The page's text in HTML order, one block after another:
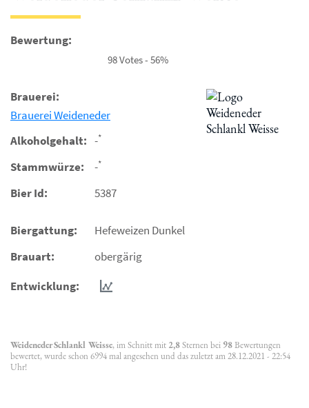
Bewertung:
98 Votes - 56%
Brauerei:
Brauerei Weideneder
Alkoholgehalt: -*
Stammwürze: -*
Bier Id: 5387
Biergattung:
Hefeweizen Dunkel
Brauart:
obergärig
Entwicklung:
Weideneder Schlankl Weisse, im Schnitt mit 2,8Sternen bei 98Bewertungen
bewertet, wurde schon 6994 mal angesehen und das zuletzt am 28.12.2021 - 22:54
Uhr!